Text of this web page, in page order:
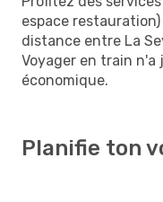
espace
distance entre La
Voyager en train n'a
économique.
Planifie ton